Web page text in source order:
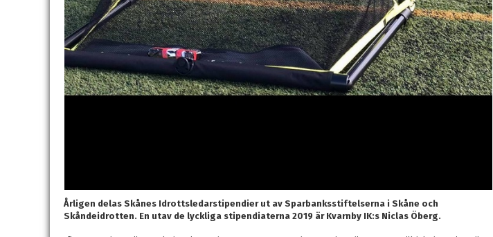
Årligen delas Skånes Idrottsledarstipendier ut av Sparbanksstiftelserna i Skåne och
Skåndeidrotten. En utav de lyckliga stipendiaterna 2019 är Kvarnby IK:s Niclas Öberg.